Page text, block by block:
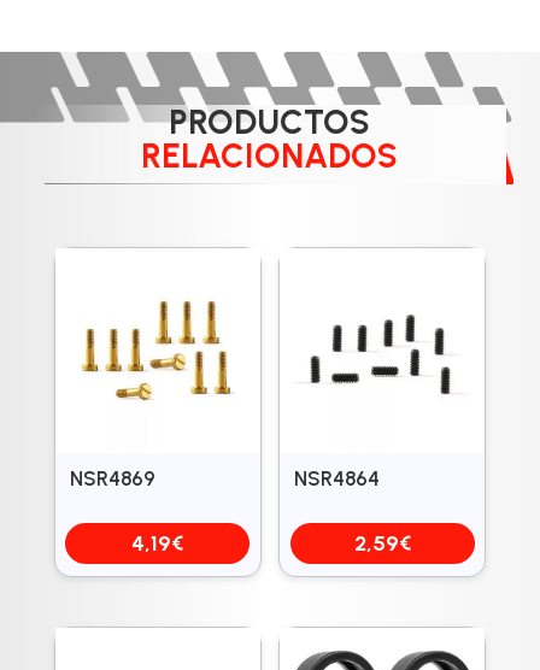
PRODUCTOS
RELACIONADOS
NSR4869
4,19€
NSR4864
2,59€